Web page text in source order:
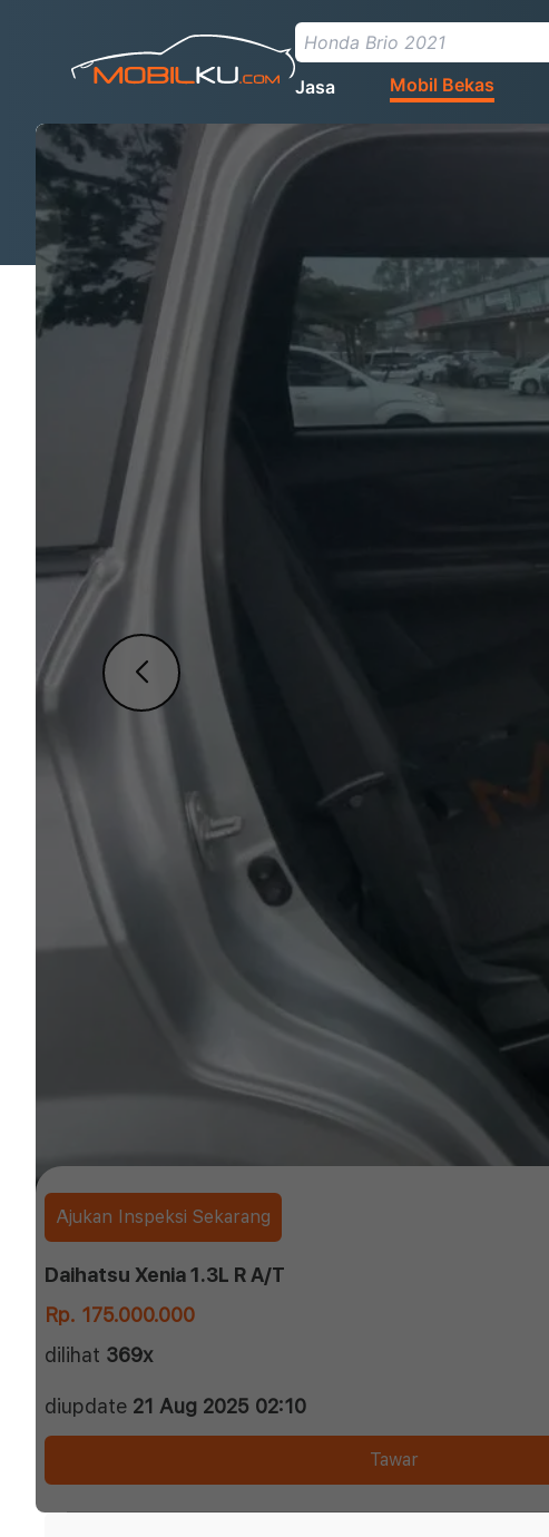
Jasa Mobil Bekas
Ajukan Inspeksi Sekarang
Daihatsu Xenia 1.3L R A/T
Rp. 175.000.000
dilihat 369x
diupdate 21 Aug 2025 02:10
Tawar